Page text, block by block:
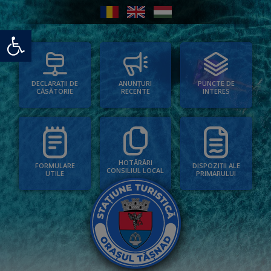
Deschide bara de unelte
DECLARAȚII DE
CĂSĂTORIE
ANUNȚURI
RECENTE
PUNCTE DE
INTERES
FORMULARE
UTILE
HOTĂRÂRI
CONSILIUL LOCAL
DISPOZIȚII ALE
PRIMARULUI